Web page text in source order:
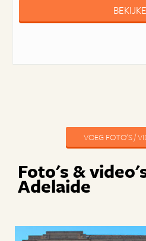
VOEG FOTO'S /
Foto's &
Adelaide